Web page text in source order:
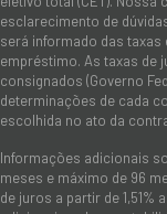
esclarecimento de
será informado das
empréstimo. As taxas de
consignados (Governo
determinações de cada
escolhida no ato da
Informações adicionais
meses e máximo de 96
de juros a partir de 1,51%